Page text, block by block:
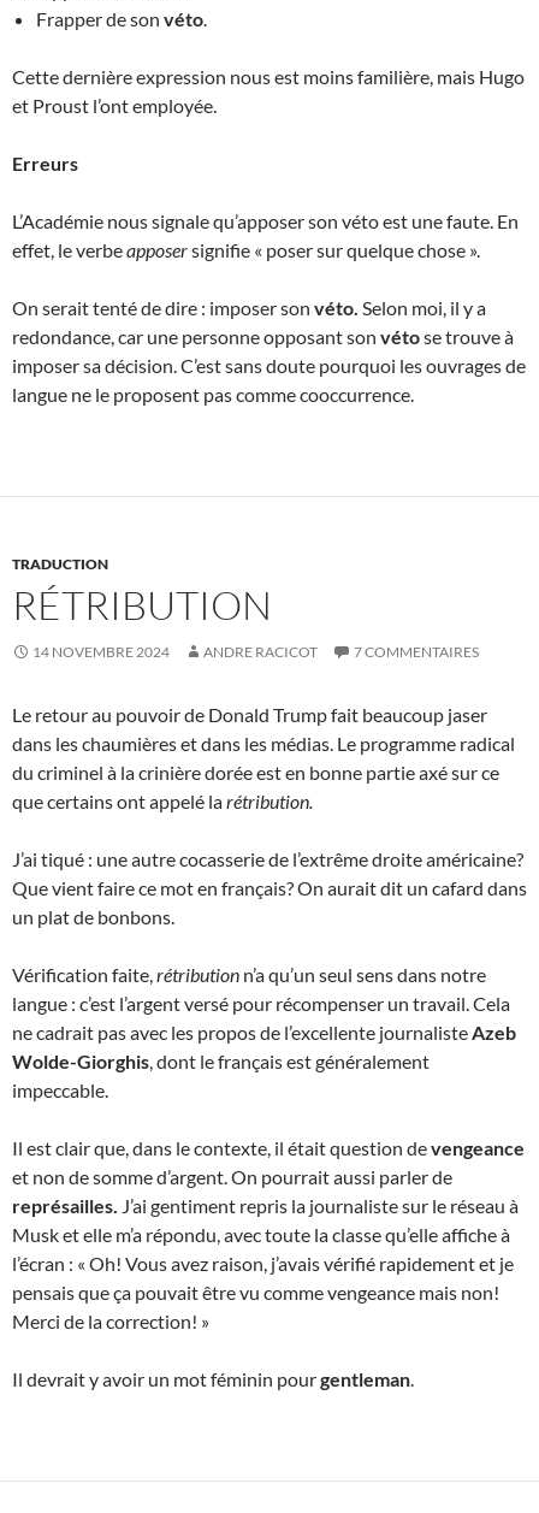
Frapper de son véto.
Cette dernière expression nous est moins familière, mais Hugo
et Proust l’ont employée.
Erreurs
L’Académie nous signale qu’apposer son véto est une faute. En
effet, le verbeapposersignifie « poser sur quelque chose ».
On serait tenté de dire : imposer son véto. Selon moi, il y a
redondance, car une personne opposant son vétose trouve à
imposer sa décision. C’est sans doute pourquoi les ouvrages de
langue ne le proposent pas comme cooccurrence.
TRADUCTION
RÉTRIBUTION
14 NOVEMBRE 2024 ANDRE RACICOT 7 COMMENTAIRES
Le retour au pouvoir de Donald Trump fait beaucoup jaser
dans les chaumières et dans les médias. Le programme radical
du criminel à la crinière dorée est en bonne partie axé sur ce
que certains ont appelé larétribution.
J’ai tiqué : une autre cocasserie de l’extrême droite américaine?
Que vient faire ce mot en français? On aurait dit un cafard dans
un plat de bonbons.
Vérification faite,rétribution n’a qu’un seul sens dans notre
langue : c’est l’argent versé pour récompenser un travail. Cela
ne cadrait pas avec les propos de l’excellente journalisteAzeb
Wolde-Giorghis, dont le français est généralement
impeccable.
Il est clair que, dans le contexte, il était question devengeance
et non de somme d’argent. On pourrait aussi parler de
représailles. J’ai gentiment repris la journaliste sur le réseau à
Musk et elle m’a répondu, avec toute la classe qu’elle affiche à
l’écran : « Oh! Vous avez raison, j’avais vérifié rapidement et je
pensais que ça pouvait être vu comme vengeance mais non!
Merci de la correction! »
Il devrait y avoir un mot féminin pourgentleman.